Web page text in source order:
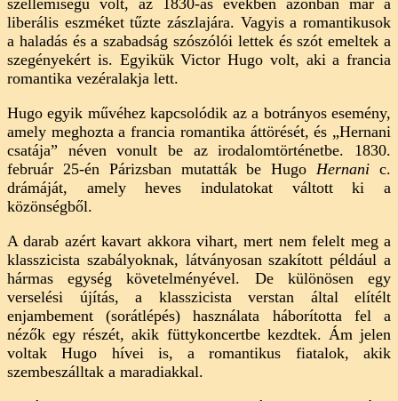
szellemiségű volt, az 1830-as években azonban már a
liberális eszméket tűzte zászlajára. Vagyis a romantikusok
a haladás és a szabadság szószólói lettek és szót emeltek a
szegényekért is. Egyikük Victor Hugo volt, aki a francia
romantika vezéralakja lett.
Hugo egyik művéhez kapcsolódik az a botrányos esemény,
amely meghozta a francia romantika áttörését, és „Hernani
csatája” néven vonult be az irodalomtörténetbe. 1830.
február 25-én Párizsban mutatták be HugoHernani c.
drámáját, amely heves indulatokat váltott ki a
közönségből.
A darab azért kavart akkora vihart, mert nem felelt meg a
klasszicista szabályoknak, látványosan szakított például a
hármas egység követelményével. De különösen egy
verselési újítás, a klasszicista verstan által elítélt
enjambement (sorátlépés) használata háborította fel a
nézők egy részét, akik füttykoncertbe kezdtek. Ám jelen
voltak Hugo hívei is, a romantikus fiatalok, akik
szembeszálltak a maradiakkal.